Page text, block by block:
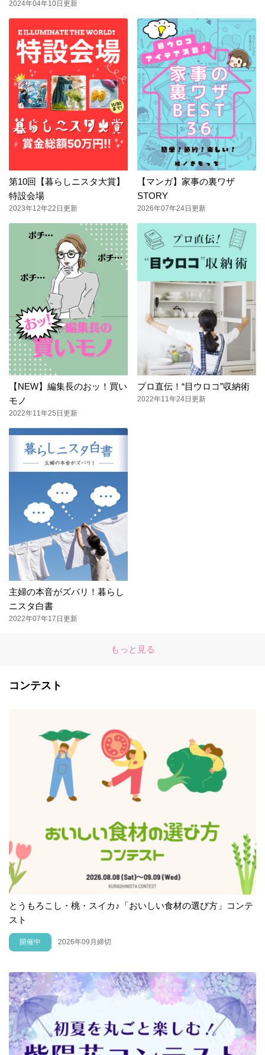
2024年04年10日更新
第10回【暮らしニスタ大賞】
特設会場
2023年12年22日更新
【マンガ】家事の裏ワザ
STORY
2026年07年24日更新
【NEW】編集長のおッ！買い
モノ
2022年11年25日更新
プロ直伝！“目ウロコ”収納術
2022年11年24日更新
主婦の本音がズバリ！暮らし
ニスタ白書
2022年07年17日更新
もっと見る
コンテスト
とうもろこし・桃・スイカ♪「おいしい食材の選び方」コンテ
スト
開催中 2026年09月締切